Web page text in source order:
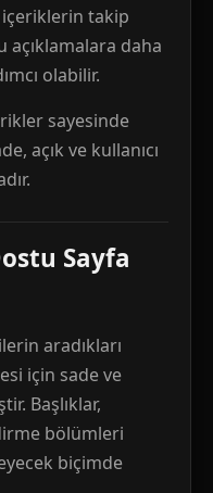
içeriklerin takip
açıklamalara daha
olabilir.
sayesinde
açık ve kullanıcı
Sayfa
aradıkları
için sade ve
Başlıklar,
bölümleri
biçimde